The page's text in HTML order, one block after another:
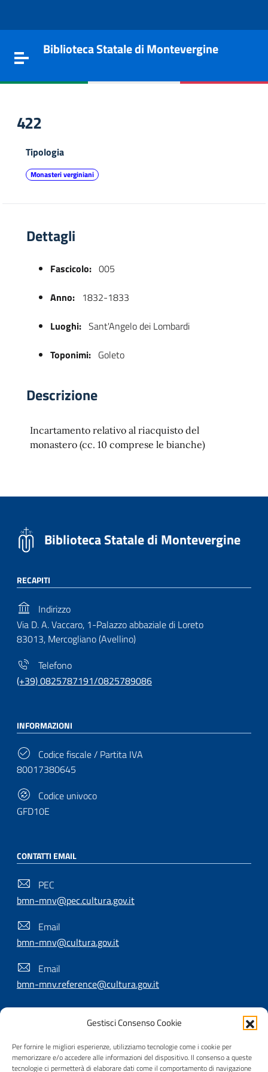
Gestisci Consenso Cookie
Per fornire le migliori esperienze, utilizziamo tecnologie come i cookie per
memorizzare e/o accedere alle informazioni del dispositivo. Il consenso a queste
tecnologie ci permetterà di elaborare dati come il comportamento di navigazione
Toggle navigation
Biblioteca Statale di Montevergine
422
Tipologia
Monasteri verginiani
Dettagli
Fascicolo: 005
Anno: 1832-1833
Luoghi: Sant'Angelo dei Lombardi
Toponimi: Goleto
Descrizione
Incartamento relativo al riacquisto del
monastero (cc. 10 comprese le bianche)
Biblioteca Statale di Montevergine
RECAPITI
Indirizzo
Via D. A. Vaccaro, 1-Palazzo abbaziale di Loreto
83013, Mercogliano (Avellino)
Telefono
(+39) 0825787191/0825789086
INFORMAZIONI
Codice fiscale / Partita IVA
80017380645
Codice univoco
GFD10E
CONTATTI EMAIL
PEC
bmn-mnv@pec.cultura.gov.it
Email
bmn-mnv@cultura.gov.it
Email
bmn-mnv.reference@cultura.gov.it